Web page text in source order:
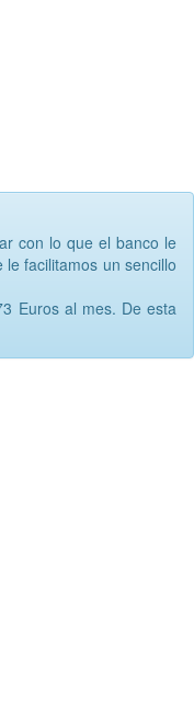
con lo que el banco le
facilitamos un sencillo
Euros al mes. De esta